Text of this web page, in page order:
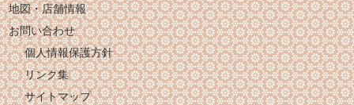
地図・店舗情報
お問い合わせ
個人情報保護方針
リンク集
サイトマップ